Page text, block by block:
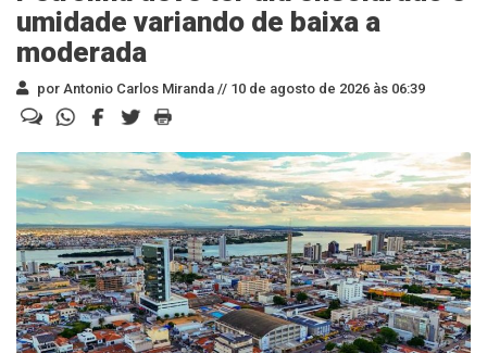
umidade variando de baixa a
moderada
por Antonio Carlos Miranda // 10 de agosto de 2026 às 06:39